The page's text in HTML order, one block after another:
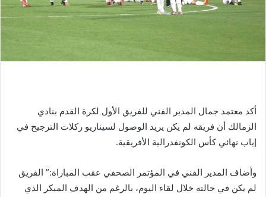
أكد معتمد جمال المدير الفني للفريق الأول لكرة القدم بنادي
الزمالك أن فريقه لم يكن يريد الوصول لسيناريو ركلات الترجيح في
إياب نهائي كأس الكونفدرالية الأفريقية.
وأضاف المدير الفني في المؤتمر الصحفي عقب المباراة:” الفريق
لم يكن في حالته خلال لقاء اليوم، بالرغم من الهدف المبكر الذي